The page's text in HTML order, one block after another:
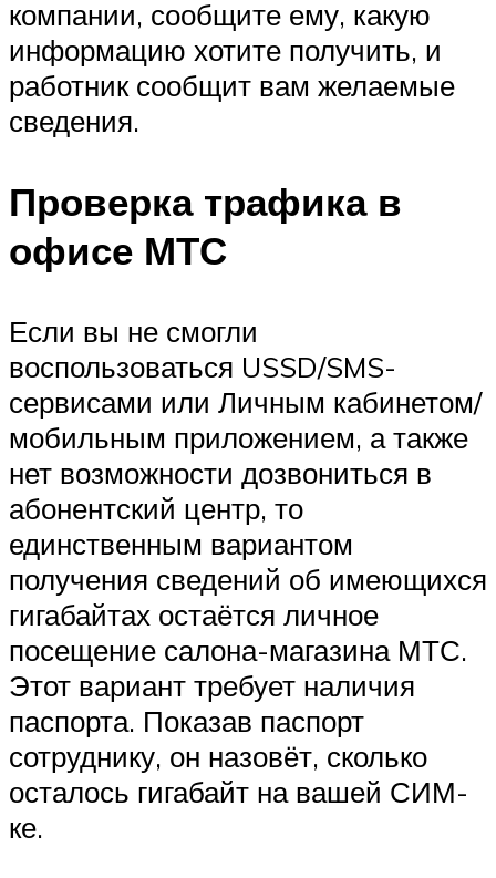
компании, сообщите ему, какую
информацию хотите получить, и
работник сообщит вам желаемые
сведения.
Проверка трафика в
офисе МТС
Если вы не смогли
воспользоваться USSD/SMS-
сервисами или Личным кабинетом/
мобильным приложением, а также
нет возможности дозвониться в
абонентский центр, то
единственным вариантом
получения сведений об имеющихся
гигабайтах остаётся личное
посещение салона-магазина МТС.
Этот вариант требует наличия
паспорта. Показав паспорт
сотруднику, он назовёт, сколько
осталось гигабайт на вашей СИМ-
ке.